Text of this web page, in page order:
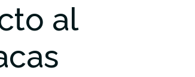
al